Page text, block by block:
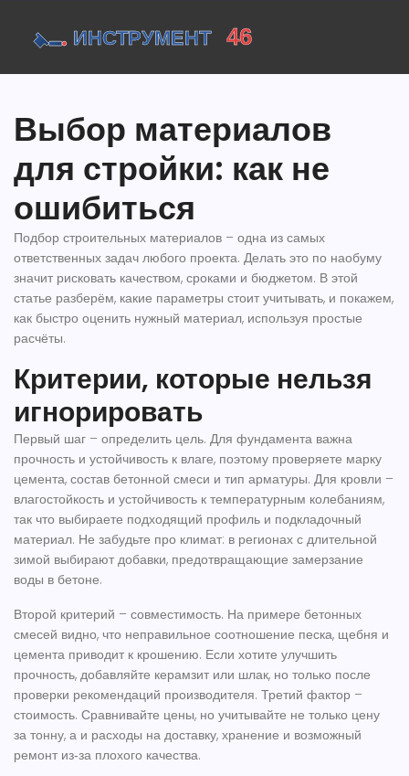
Выбор материалов
для стройки: как не
ошибиться
Подбор строительных материалов – одна из самых
ответственных задач любого проекта. Делать это по наобуму
значит рисковать качеством, сроками и бюджетом. В этой
статье разберём, какие параметры стоит учитывать, и покажем,
как быстро оценить нужный материал, используя простые
расчёты.
Критерии, которые нельзя
игнорировать
Первый шаг – определить цель. Для фундамента важна
прочность и устойчивость к влаге, поэтому проверяете марку
цемента, состав бетонной смеси и тип арматуры. Для кровли –
влагостойкость и устойчивость к температурным колебаниям,
так что выбираете подходящий профиль и подкладочный
материал. Не забудьте про климат: в регионах с длительной
зимой выбирают добавки, предотвращающие замерзание
воды в бетоне.
Второй критерий – совместимость. На примере бетонных
смесей видно, что неправильное соотношение песка, щебня и
цемента приводит к крошению. Если хотите улучшить
прочность, добавляйте керамзит или шлак, но только после
проверки рекомендаций производителя. Третий фактор –
стоимость. Сравнивайте цены, но учитывайте не только цену
за тонну, а и расходы на доставку, хранение и возможный
ремонт из‑за плохого качества.